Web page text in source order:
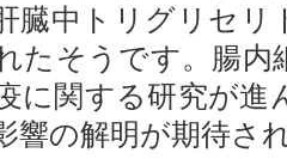
臓中トリグリセリ
たそうです。腸内
に関する研究が進
響の解明が期待さ